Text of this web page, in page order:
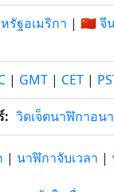
รัฐอเมริกา | 🇨🇳 จี
| GMT | CET |
: วิดเจ็ตนาฬิกาอน
| นาฬิกาจับเวลา |